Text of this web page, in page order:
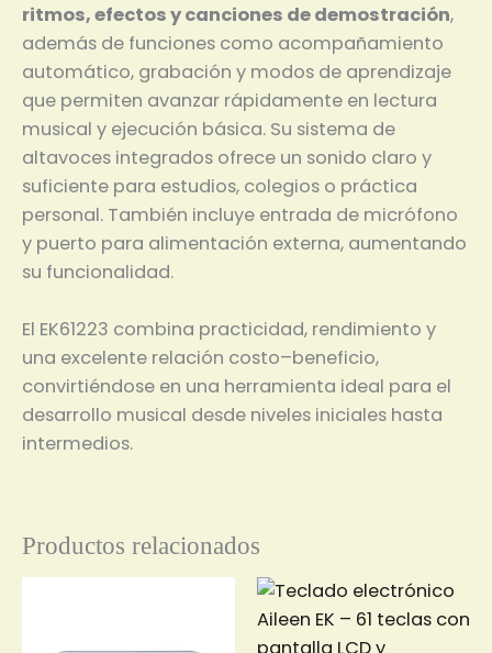
ritmos, efectos y canciones de demostración,
además de funciones como acompañamiento
automático, grabación y modos de aprendizaje
que permiten avanzar rápidamente en lectura
musical y ejecución básica. Su sistema de
altavoces integrados ofrece un sonido claro y
suficiente para estudios, colegios o práctica
personal. También incluye entrada de micrófono
y puerto para alimentación externa, aumentando
su funcionalidad.
El EK61223 combina practicidad, rendimiento y
una excelente relación costo–beneficio,
convirtiéndose en una herramienta ideal para el
desarrollo musical desde niveles iniciales hasta
intermedios.
Productos relacionados